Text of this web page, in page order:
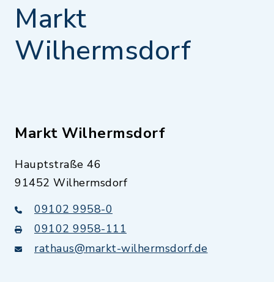
Markt
Wilhermsdorf
Markt Wilhermsdorf
Hauptstraße 46
91452 Wilhermsdorf
09102 9958-0
09102 9958-111
rathaus@markt-wilhermsdorf.de